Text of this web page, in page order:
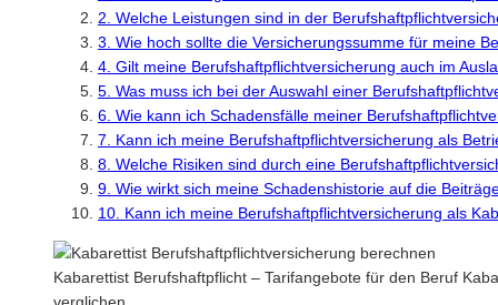
2. Welche Leistungen sind in der
3. Wie hoch sollte die Versicherungssumme für meine
4. Gilt meine Berufshaftpflichtversicherung auch im
5. Was muss ich bei der Auswahl einer
6. Wie kann ich Schadensfälle meiner
7. Kann ich meine Berufshaftpflichtversicherung als
8. Welche Risiken sind durch eine
9. Wie wirkt sich meine Schadenshistorie auf die
10. Kann ich meine Berufshaftpflichtversicherung als
Kabarettist Berufshaftpflicht – Tarifangebote für den Beruf
verglichen